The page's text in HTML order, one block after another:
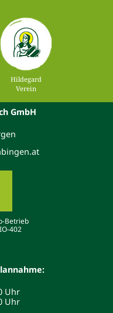
Hildegard
Verein
GmbH
Betrieb
402
Uhr
Uhr